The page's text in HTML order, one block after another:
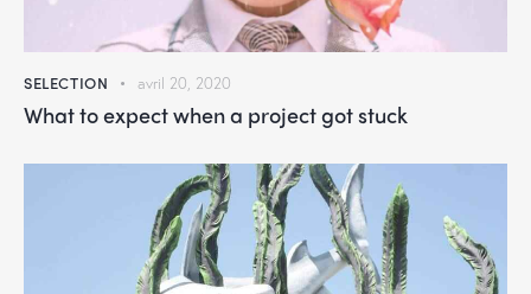
SELECTION avril 20, 2020
What to expect when a project got stuck